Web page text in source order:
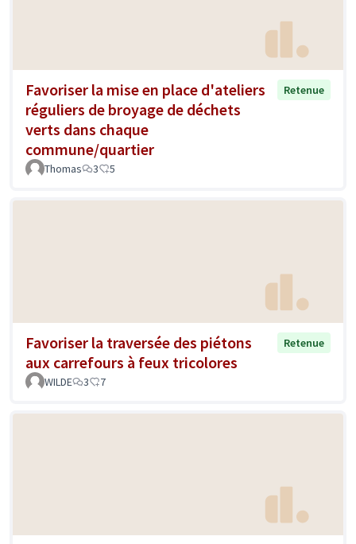
Favoriser la mise en place d'ateliers
réguliers de broyage de déchets
verts dans chaque
commune/quartier
Retenue
Thomas 3 5
Favoriser la traversée des piétons
aux carrefours à feux tricolores
Retenue
WILDE 3 7